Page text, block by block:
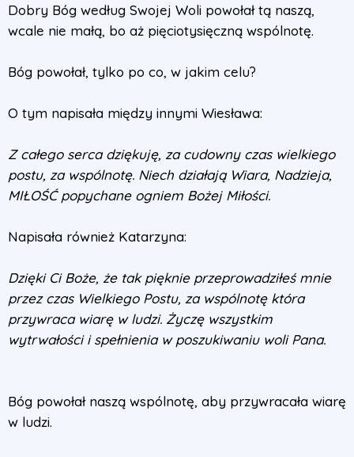
Dobry Bóg według Swojej Woli powołał tą naszą,
wcale nie małą, bo aż pięciotysięczną wspólnotę.
Bóg powołał, tylko po co, w jakim celu?
O tym napisała między innymi Wiesława:
Z całego serca dziękuję, za cudowny czas wielkiego
postu, za wspólnotę. Niech działają Wiara, Nadzieja,
MIŁOŚĆ popychane ogniem Bożej Miłości.
Napisała również Katarzyna:
Dzięki Ci Boże, że tak pięknie przeprowadziłeś mnie
przez czas Wielkiego Postu, za wspólnotę która
przywraca wiarę w ludzi. Życzę wszystkim
wytrwałości i spełnienia w poszukiwaniu woli Pana.
Bóg powołał naszą wspólnotę, aby przywracała wiarę
w ludzi.